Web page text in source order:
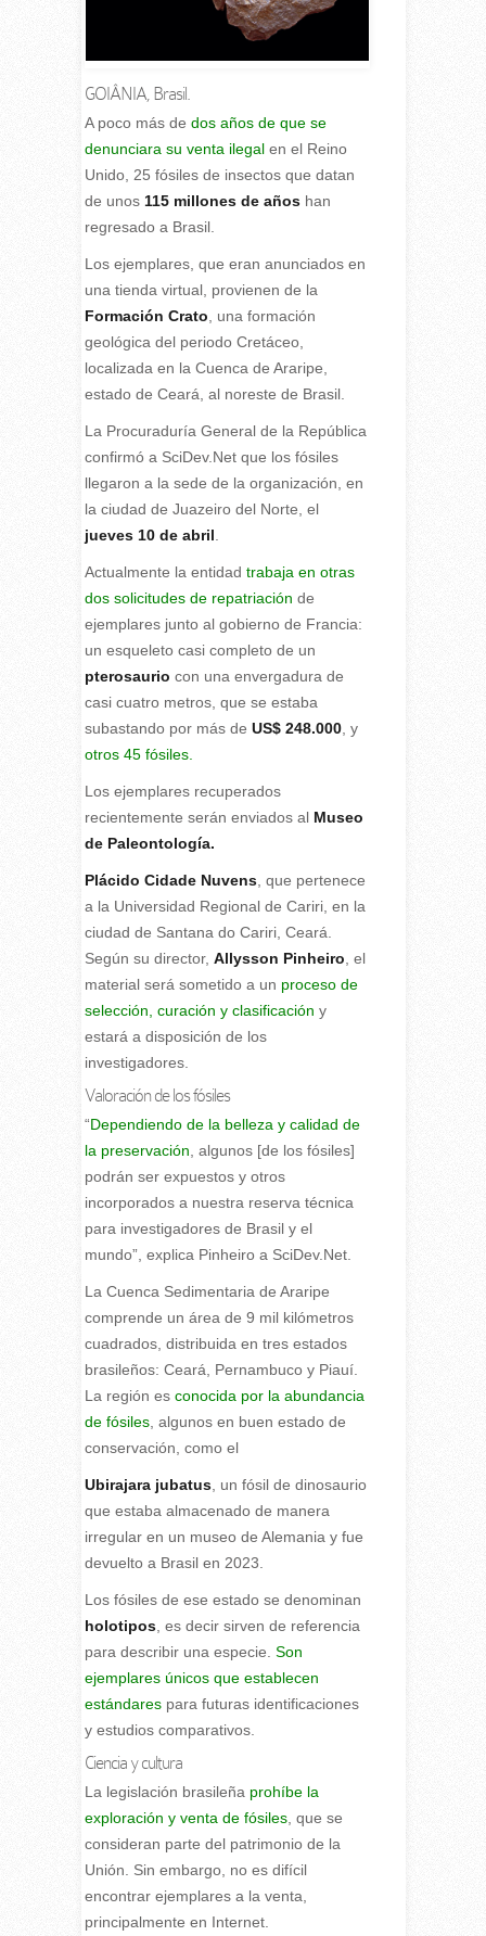
GOIÂNIA, Brasil.
Apoco más de dos años de que se
denunciara su venta ilegalen el Reino
Unido, 25 fósiles de insectos que datan
de unos 115 millones de añoshan
regresado a Brasil.
Los ejemplares, que eran anunciados en
una tienda virtual, provienen de la
Formación Crato , una formación
geológica del periodo Cretáceo,
localizada en la Cuenca de Araripe,
estado de Ceará, al noreste de Brasil.
La Procuraduría General de la República
confirmó a SciDev.Net que los fósiles
llegaron a la sede de la organización, en
la ciudad de Juazeiro del Norte, el
jueves 10 de abril
Actualmente la entidad trabaja en otras
dos solicitudes de repatriación de
ejemplares junto al gobierno de Francia:
un esqueleto casi completo de un
pterosaurio con una envergadura de
casi cuatro metros, que se estaba
subastando por más de US$ 248.000, y
otros 45 fósiles.
Los ejemplares recuperados
recientemente serán enviados al Museo
de Paleontología.
Plácido Cidade Nuvens, que pertenece
a la Universidad Regional de Cariri, en la
ciudad de Santana do Cariri, Ceará.
Según su director, Allysson Pinheiro , el
material será sometido a un proceso de
selección, curación y clasificación y
estará a disposición de los
investigadores.
Valoración de los fósiles
“Dependiendo de la belleza y calidad de
la preservación , algunos [de los fósiles]
podrán ser expuestos y otros
incorporados a nuestra reserva técnica
para investigadores de Brasil y el
mundo”, explica Pinheiro a SciDev.Net.
La Cuenca Sedimentaria de Araripe
comprende un área de 9 mil kilómetros
cuadrados, distribuida en tres estados
brasileños: Ceará, Pernambuco y Piauí.
La región es conocida por la abundancia
de fósiles, algunos en buen estado de
conservación, como el
Ubirajara jubatus, un fósil de dinosaurio
que estaba almacenado de manera
irregular en un museo de Alemania y fue
devuelto a Brasil en 2023.
Los fósiles de ese estado se denominan
holotipos, es decir sirven de referencia
para describir una especie. Son
ejemplares únicos que establecen
estándarespara futuras identificaciones
y estudios comparativos.
Ciencia y cultura
La legislación brasileña prohíbe la
exploración y venta de fósiles, que se
consideran parte del patrimonio de la
Unión. Sin embargo, no es difícil
encontrar ejemplares a la venta,
principalmente en Internet.